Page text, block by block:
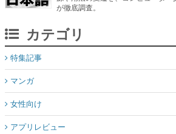
が徹底調査。
カテゴリ
特集記事
マンガ
女性向け
アプリレビュー